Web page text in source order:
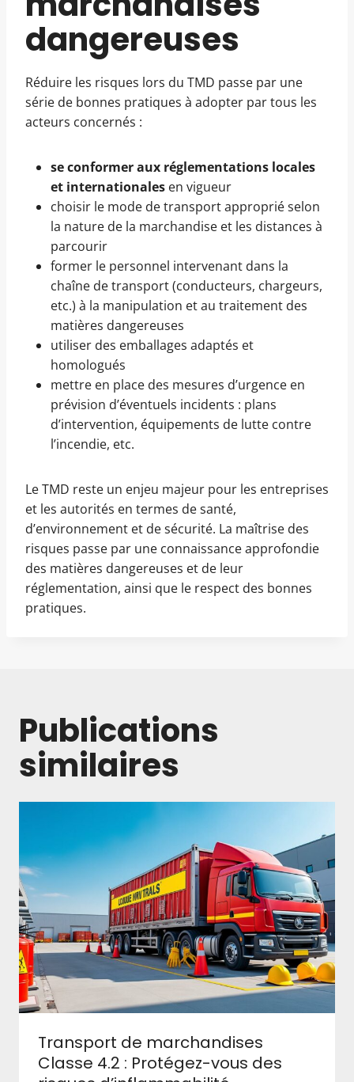
dangereuses
Réduire les risques lors du TMD passe par une
série de bonnes pratiques à adopter par tous les
acteurs concernés :
se conformer aux réglementations locales
et internationales en vigueur
choisir le mode de transport approprié selon
la nature de la marchandise et les distances à
parcourir
former le personnel intervenant dans la
chaîne de transport (conducteurs, chargeurs,
etc.) à la manipulation et au traitement des
matières dangereuses
utiliser des emballages adaptés et
homologués
mettre en place des mesures d’urgence en
prévision d’éventuels incidents : plans
d’intervention, équipements de lutte contre
l’incendie, etc.
Le TMD reste un enjeu majeur pour les entreprises
et les autorités en termes de santé,
d’environnement et de sécurité. La maîtrise des
risques passe par une connaissance approfondie
des matières dangereuses et de leur
réglementation, ainsi que le respect des bonnes
pratiques.
Publications
similaires
Transport de marchandises
Classe 4.2 : Protégez-vous des